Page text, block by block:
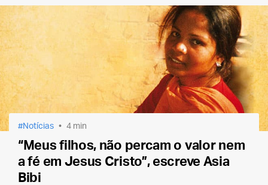
Notícias 4 min
“Meus filhos, não percam o valor nem
a fé em Jesus Cristo”, escreve Asia
Bibi